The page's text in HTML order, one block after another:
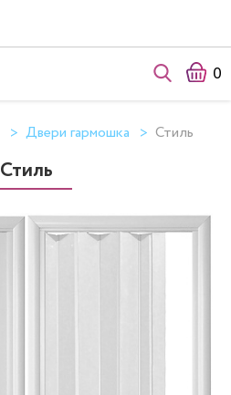
0
Двери гармошка Стиль
Стиль